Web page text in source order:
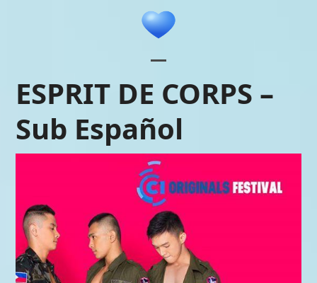
mobile
menu
mobile
menu
ESPRIT DE CORPS –
Sub Español